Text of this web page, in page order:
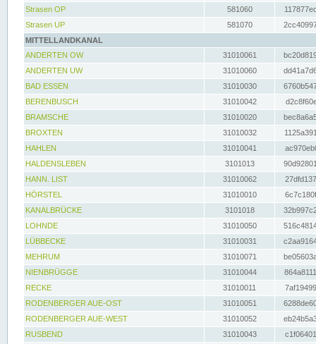
Strasen OP
581060
Strasen UP
581070
MITTELLANDKANAL
ANDERTEN OW
31010061
ANDERTEN UW
31010060
BAD ESSEN
31010030
BERENBUSCH
31010042
BRAMSCHE
31010020
BROXTEN
31010032
HAHLEN
31010041
HALDENSLEBEN
3101013
HANN. LIST
31010062
HÖRSTEL
31010010
KANALBRÜCKE
3101018
LOHNDE
31010050
LÜBBECKE
31010031
MEHRUM
31010071
NIENBRÜGGE
31010044
RECKE
31010011
RODENBERGER AUE-OST
31010051
RODENBERGER AUE-WEST
31010052
RUSBEND
31010043